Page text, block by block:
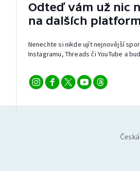
Odteď vám už nic
na dalších
Nenechte si nikde ujít nejnovější
Instagramu, Threads či YouTube a